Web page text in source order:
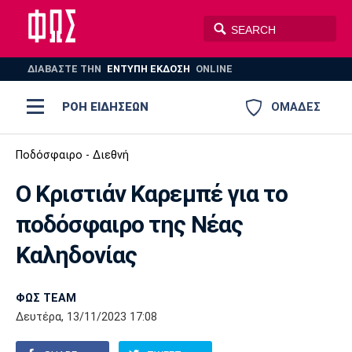
ΔΙΑΒΑΣΤΕ THN ΕΝΤΥΠΗ ΕΚΔΟΣΗ ONLINE
ΟΜΑΔΕΣ
ΡΟΗ ΕΙΔΗΣΕΩΝ
ΠΟΔΟΣΦΑΙΡΟ
ΣΠΟΡ
AUTO-MOTO
Ποδόσφαιρο
Super League 1
Super League 2
Γ Εθνική
Ελλάδα
Μπάσκετ
Ελλάδα
Εθνική
EuroLeague
Ολυμπιακοί Αγώνες
Βόλεϊ
Πόλο
Ολυμπιακός ΑΕΚ ΠΑΟΚ
Παναθηναϊκός Ατρόμητος
Ποδόσφαιρο - Διεθνή
Ο Κριστιάν Καρεμπέ για το
ποδόσφαιρο της Νέας
Καληδονίας
ΦΩΣ TEAM
Δευτέρα, 13/11/2023 17:08